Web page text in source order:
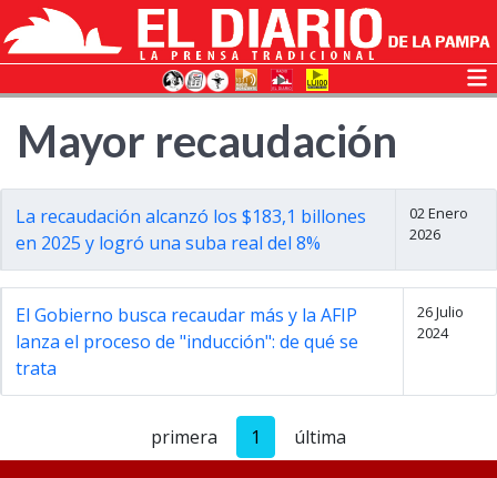
Mayor recaudación
La recaudación alcanzó los $183,1 billones
en 2025 y logró una suba real del 8%
02 Enero
2026
El Gobierno busca recaudar más y la AFIP
lanza el proceso de "inducción": de qué se
trata
26 Julio
2024
primera 1 última